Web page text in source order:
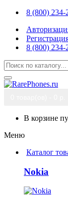
8 (800) 234-
8 (800) 234-
В корзине
Меню
Каталог
Nokia